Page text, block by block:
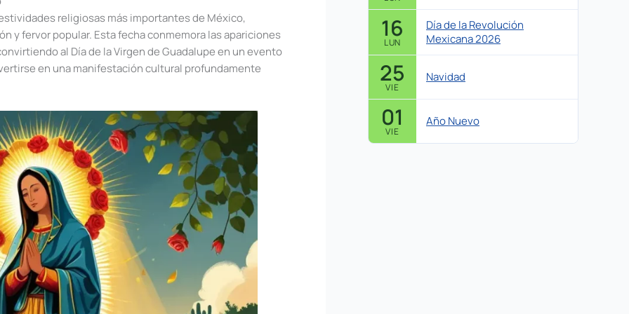
religiosas más importantes de México,
y fervor popular. Esta fecha conmemora las apariciones
al Día de la Virgen de Guadalupe en un evento
en una manifestación cultural profundamente
16
LUN
Día de la Revolución
Mexicana 2026
25
VIE
Navidad
01
VIE
Año Nuevo